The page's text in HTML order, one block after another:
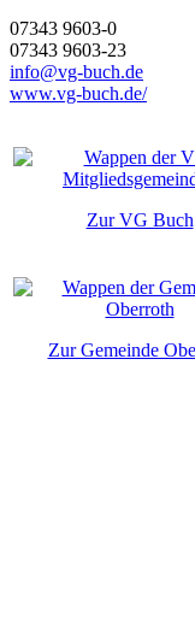
07343 9603-0
07343 9603-23
info@vg-buch.de
www.vg-buch.de/
Zur VG Buch
Zur Gemeinde